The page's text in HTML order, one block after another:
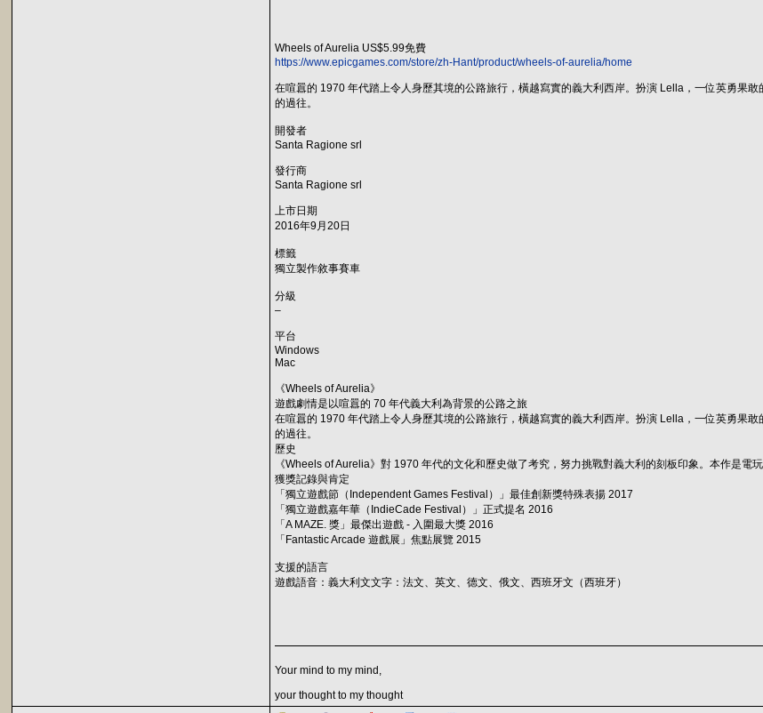
Wheels of Aurelia US$5.99免費
https://www.epicgames.com/store/zh-Hant/product/wheels-of-aurelia/home
在喧囂的 1970 年代踏上令人身歷其境的公路旅行，橫越寫實的義大利西岸。扮演 Lella，一位英勇果
的過往。
開發者
Santa Ragione srl
發行商
Santa Ragione srl
上市日期
2016年9月20日
標籤
獨立製作敘事賽車
分級
–
平台
Windows
Mac
《Wheels of Aurelia》
遊戲劇情是以喧囂的 70 年代義大利為背景的公路之旅
在喧囂的 1970 年代踏上令人身歷其境的公路旅行，橫越寫實的義大利西岸。扮演 Lella，一位英勇果
的過往。
歷史
《Wheels of Aurelia》對 1970 年代的文化和歷史做了考究，努力挑戰對義大利的刻板印象。本作是電
獲獎記錄與肯定
「獨立遊戲節（Independent Games Festival）」最佳創新獎特殊表揚 2017
「獨立遊戲嘉年華（IndieCade Festival）」正式提名 2016
「A MAZE. 獎」最傑出遊戲 - 入圍最大獎 2016
「Fantastic Arcade 遊戲展」焦點展覽 2015
支援的語言
遊戲語音：義大利文文字：法文、英文、德文、俄文、西班牙文（西班牙）
Your mind to my mind,
your thought to my thought